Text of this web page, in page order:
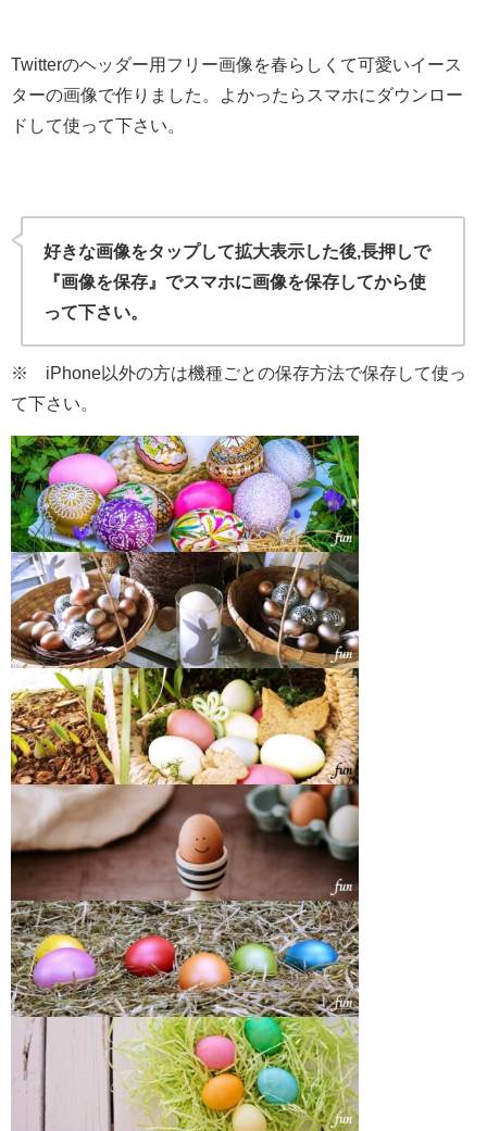
Twitterのヘッダー用フリー画像を春らしくて可愛いイース
ターの画像で作りました。よかったらスマホにダウンロー
ドして使って下さい。
好きな画像をタップして拡大表示した後,長押しで
『画像を保存』でスマホに画像を保存してから使
って下さい。
※ iPhone以外の方は機種ごとの保存方法で保存して使っ
て下さい。